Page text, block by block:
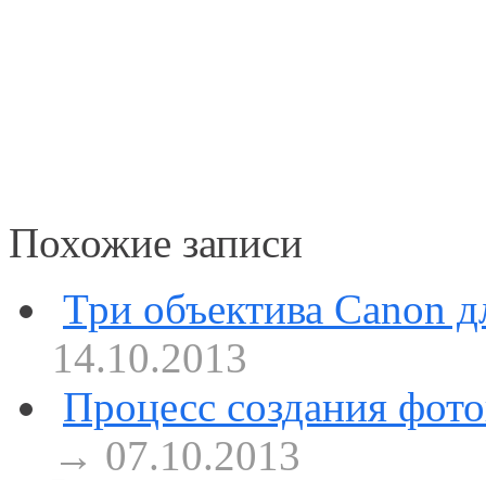
Похожие записи
Три объектива Canon
14.10.2013
Процесс создания
→ 07.10.2013